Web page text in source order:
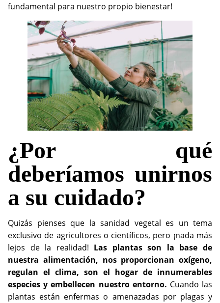
fundamental para nuestro propio bienestar!
¿Por qué
deberíamos unirnos
a su cuidado?
Quizás pienses que la sanidad vegetal es un tema
exclusivo de agricultores o científicos, pero ¡nada más
lejos de la realidad! Las plantas son la base de
nuestra alimentación, nos proporcionan oxígeno,
regulan el clima, son el hogar de innumerables
especies y embellecen nuestro entorno. Cuando las
plantas están enfermas o amenazadas por plagas y